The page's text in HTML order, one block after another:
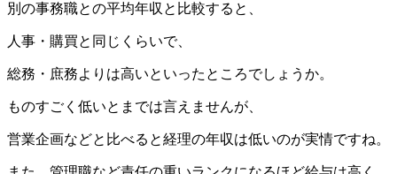
別の事務職との平均年収と比較すると、
人事・購買と同じくらいで、
総務・庶務よりは高いといったところでしょうか。
ものすごく低いとまでは言えませんが、
営業企画などと比べると経理の年収は低いのが実情ですね。